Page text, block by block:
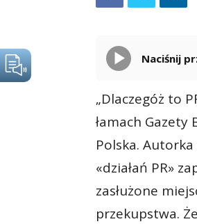
Naciśnij
„Dlaczegóż to
łamach Gazety
Polska.
«działań PR»
zasłużone
przekupstwa.